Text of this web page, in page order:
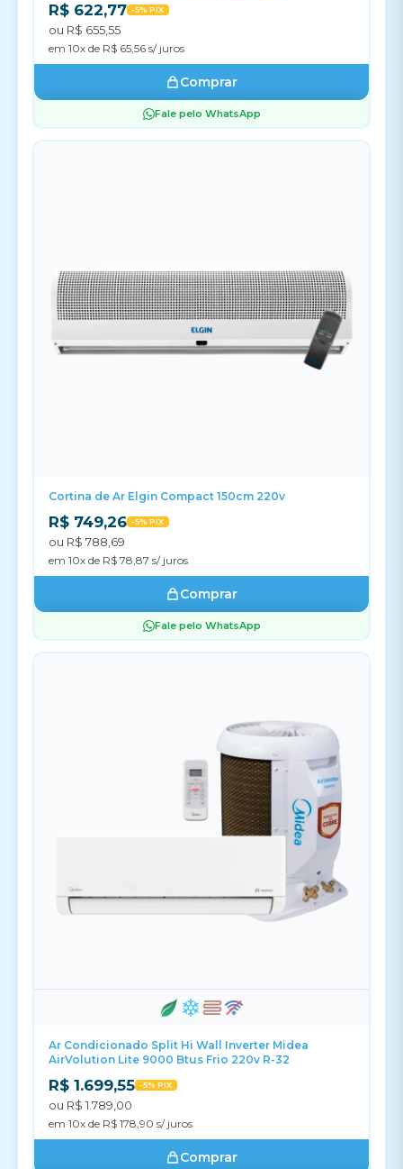
R$ 622,77 -5% PIX
ou R$ 655,55
em 10x de R$ 65,56 s/ juros
Comprar
Fale pelo WhatsApp
Cortina de Ar Elgin Compact 150cm 220v
R$ 749,26 -5% PIX
ou R$ 788,69
em 10x de R$ 78,87 s/ juros
Comprar
Fale pelo WhatsApp
Ar Condicionado Split Hi Wall Inverter Midea
AirVolution Lite 9000 Btus Frio 220v R-32
R$ 1.699,55 -5% PIX
ou R$ 1.789,00
em 10x de R$ 178,90 s/ juros
Comprar